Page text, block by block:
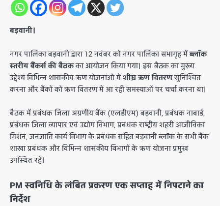
बड़वानी।
​नगर पालिका बड़वानी द्वारा 12 नवंबर को नगर पालिका सभागृह मेंब्लॉक
स्तरीय बैंकर्स की बैठकका आयोजन किया गया। इस बैठक का मुख्य
उद्देश्य विभिन्न शासकीय ऋण योजनाओं मेंशीघ्र ऋण वितरणसुनिश्चित
करना और बैंकों को ऋण वितरण में आ रही समस्याओं पर चर्चा करना था।
​बैठक में प्रबंधक जिला अग्रणीय बैंक (एलडीएम) बड़वानी, प्रबंधक नाबार्ड,
प्रबंधक जिला व्यापार एवं उद्योग विभाग, प्रबंधक राष्ट्रीय शहरी आजीविका
मिशन, जनजाति कार्य विभाग के प्रबंधक सहित बड़वानी ब्लॉक के सभी बैंक
शाखा प्रबंधक और विभिन्न शासकीय विभागों के ऋण योजना प्रमुख
उपस्थित रहे।
PM स्वनिधि के लंबित प्रकरण एक सप्ताह में निपटाने का
निर्देश